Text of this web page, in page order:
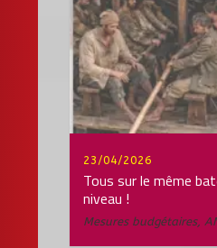
23/04/2026
Tous sur le même
niveau !
Mesures budgétaires,